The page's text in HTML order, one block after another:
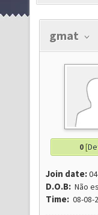
gmat
0[
Join date:
D.O.B: Não
Time: 08-08-